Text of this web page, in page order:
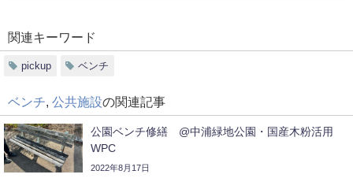
関連キーワード
pickup ベンチ
ベンチ 公共施設の関連記事
公園ベンチ修繕 @中浦緑地公園・国産木粉活用
WPC
2022年8月17日